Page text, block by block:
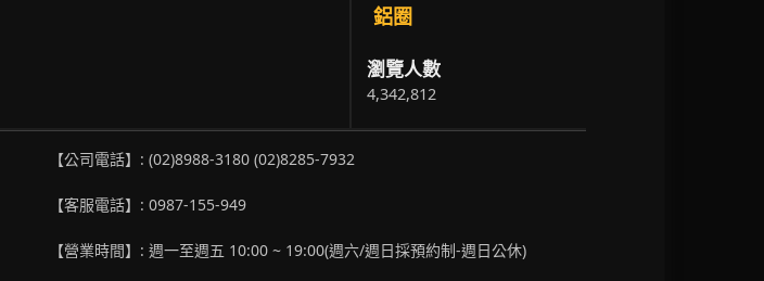
鋁圈
瀏覽人數
4,342,812
【公司電話】: (02)8988-3180 (02)8285-7932
【客服電話】: 0987-155-949
【營業時間】: 週一至週五 10:00 ~ 19:00(週六/週日採預約制-週日公休)